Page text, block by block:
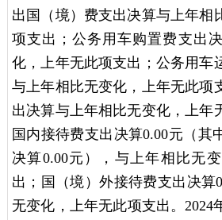
出国（境）费支出决算与上年相
项支出；公务用车购置费支出
化，上年无此项支出；公务用车
与上年相比无变化，上年无此项
出决算与上年相比无变化，上年
国内接待费支出决算0.00元（其
决算0.00元），与上年相比无
出；国（境）外接待费支出决算
无变化，上年无此项支出。2024